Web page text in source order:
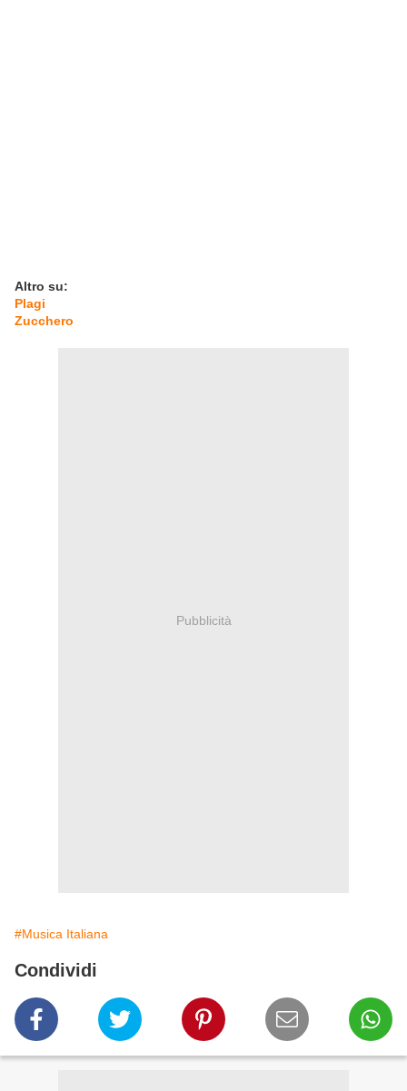
Altro su:
Plagi
Zucchero
Pubblicità
#Musica Italiana
Condividi